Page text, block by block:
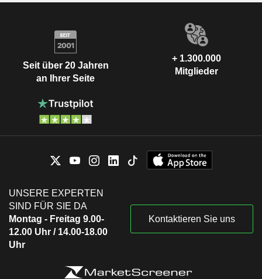
Seit über 20 Jahren
an Ihrer Seite
+ 1.300.000
Mitglieder
UNSERE EXPERTEN
SIND FÜR SIE DA
Montag - Freitag 9.00-
12.00 Uhr / 14.00-18.00
Uhr
Kontaktieren Sie uns